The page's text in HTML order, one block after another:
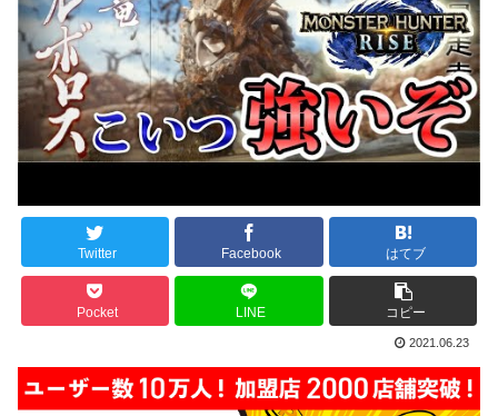
Twitter Facebook はてブ
Pocket LINE コピー
2021.06.23